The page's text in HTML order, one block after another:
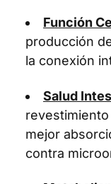
Función
producción
la conexión
Salud
mejor
contra